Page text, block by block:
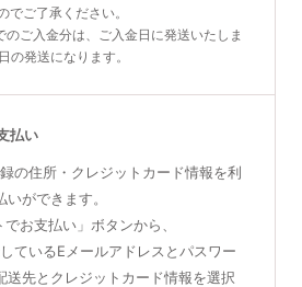
でご了承ください。
ご入金分は、ご入金日に発送いたしま
の発送になります。
払い
の住所・クレジットカード情報を利
ができます。
お支払い」ボタンから、
ているEメールアドレスとパスワー
送先とクレジットカード情報を選択